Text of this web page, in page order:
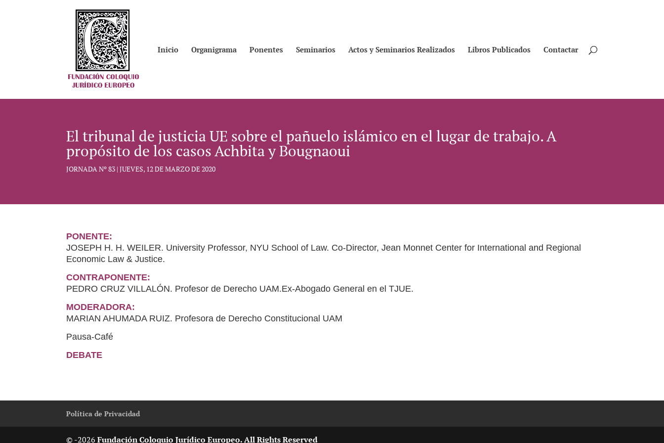
Inicio Organigrama Ponentes Seminarios Actos y Seminarios Realizados Libros Publicados Contactar
El tribunal de justicia UE sobre el pañuelo islámico en el lugar de trabajo. A
propósito de los casos Achbita y Bougnaoui
JORNADA Nº 83 | JUEVES, 12 DE MARZO DE 2020
PONENTE:
JOSEPH H. H. WEILER. University Professor, NYU School of Law. Co-Director, Jean Monnet Center for International and Regional
Economic Law & Justice.
CONTRAPONENTE:
PEDRO CRUZ VILLALÓN. Profesor de Derecho UAM.Ex-Abogado General en el TJUE.
MODERADORA:
MARIAN AHUMADA RUIZ. Profesora de Derecho Constitucional UAM
Pausa-Café
DEBATE
Política de Privacidad
© -2026Fundación Coloquio Jurídico Europeo. All Rights Reserved